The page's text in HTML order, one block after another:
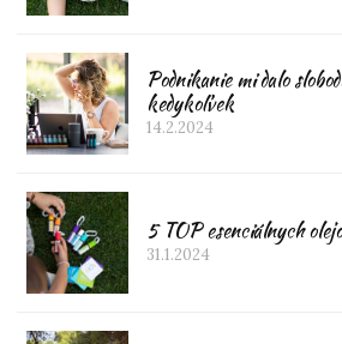
Podnikanie mi dalo
kedykoľvek
14.2.2024
5 TOP esenciálnych
31.1.2024